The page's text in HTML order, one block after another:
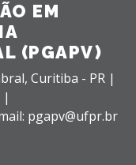
EM
(PGAPV)
Curitiba - PR |
|
pgapv@ufpr.br